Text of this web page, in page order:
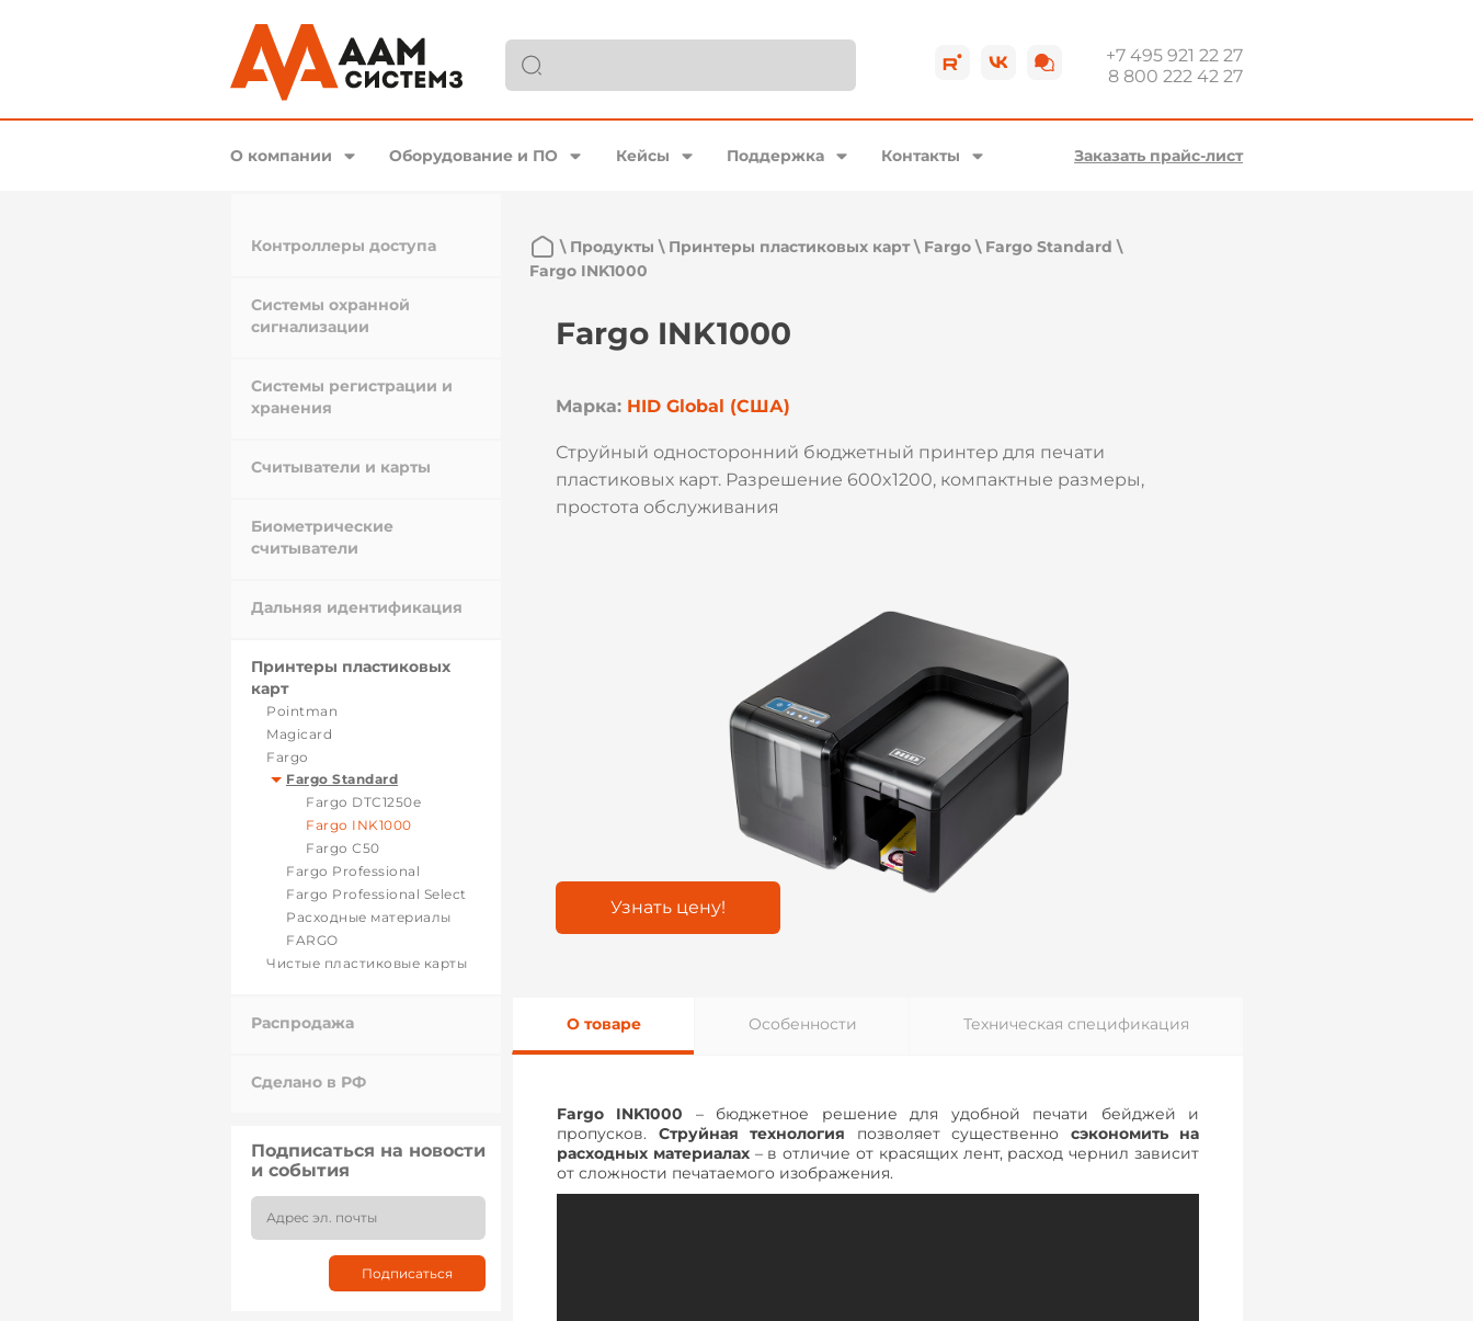
+7 495 921 22 27
8 800 222 42 27
О компании Оборудование и ПО Кейсы Поддержка Контакты Заказать прайс-лист
Контроллеры доступа
Системы охранной
сигнализации
Системы регистрации и
хранения
Считыватели и карты
Биометрические
считыватели
Дальняя идентификация
Принтеры пластиковых
карт
Pointman
Magicard
Fargo
Fargo Standard
Fargo DTC1250e
Fargo INK1000
Fargo С50
Fargo Professional
Fargo Professional Select
Расходные материалы
FARGO
Чистые пластиковые карты
Распродажа
Сделано в РФ
Подписаться на новости
и события
\ Продукты \ Принтеры пластиковых карт\ Fargo\ Fargo Standard \
Fargo INK1000
Fargo INK1000
Марка: HID Global (США)
Струйный односторонний бюджетный принтер для печати
пластиковых карт. Разрешение 600x1200, компактные размеры,
простота обслуживания
Узнать цену!
О товаре Особенности Техническая спецификация
Fargo INK1000 – бюджетное решение для удобной печати бейджей и
пропусков. Струйная технология позволяет существенно сэкономить на
расходных материалах– в отличие от красящих лент, расход чернил зависит
от сложности печатаемого изображения.